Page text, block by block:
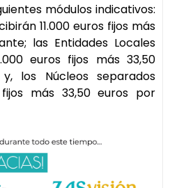
módulos indicativos:
11.000 euros fijos más
las Entidades Locales
euros fijos más 33,50
los Núcleos separados
más 33,50 euros por